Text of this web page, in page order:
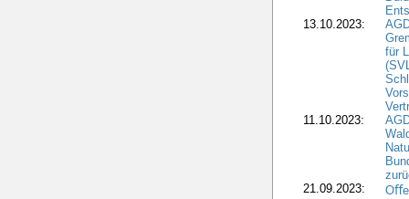
13.10.2023:
für
11.10.2023:
21.09.2023: